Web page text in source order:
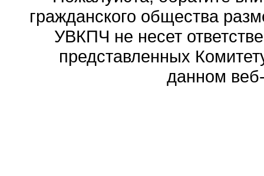
гражданского общества
УВКПЧ не несет
представленных
данном